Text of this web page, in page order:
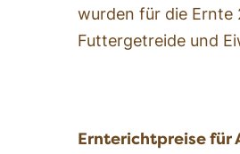
wurden für die Ernte
Futtergetreide und
Ernterichtpreise für